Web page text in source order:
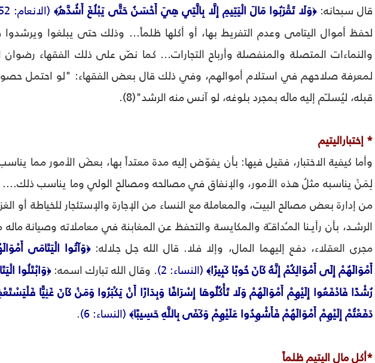
قال سبحانه:﴿وَلَا تَقْرَبُوا مَالَ الْيَتِيمِ إِلَّا بِالَّتِي هِيَ أَحْسَنُ حَتَّى يَبْلُغَ أَشُدَّهُ﴾ (الانعام: 152)
لحفظ أموال اليتامى وعدم التفريط بها، أو أكلها ظلماً... وذلك حتى يبلغوا
والنماءات المتصلة والمنفصلة وأرباح التجارات... كما نصّ على ذلك الفقهاء
لمعرفة صلاحهم في استلام أموالهم، وفي ذلك قال بعض الفقهاء: "لو احتمل
قبله، ليُسلـّم إليه مالَه بمجرد بلوغه، لو آنس منه الرشد"(8).
* إختباراليتيم
وأما كيفية الاختبار، فقيل فيها: بأن يفوّض إليه مدة معتداً بها، بعضَ الأمور مما يناسب
لِمَنْ يناسبه مثلُ هذه الأمور، والإنفاق في مصالحه ومصالح الولي وما يناسب ذلك....
من إدارة بعض مصالح البيت، والمعاملة مع النساء من الإجارة والإستئجار للخياطة أو
الرشـد، بأن رأيـنا المـُداقـّة والمكايسة والتحفظ عن المغابنة في معاملاته
مجرى العقلاء، دفع إليهما المال، وإلا فلا. قال الله جل جلاله:﴿وَآتُوا الْيَتَامَى
أَمْوَالَهُمْ إِلَى أَمْوَالِكُمْ إِنَّهُ كَانَ حُوبًا كَبِيرًا﴾ (النساء: 2) . وقال الله تبارك اسمه:﴿وَابْتَلُوا
رُشْدًا فَادْفَعُوا إِلَيْهِمْ أَمْوَالَهُمْ وَلَا تَأْكُلُوهَا إِسْرَافًا وَبِدَارًا أَنْ يَكْبَرُوا وَمَنْ كَانَ غَنِيًّا
دَفَعْتُمْ إِلَيْهِمْ أَمْوَالَهُمْ فَأَشْهِدُوا عَلَيْهِمْ وَكَفَى بِاللَّهِ حَسِيبًا﴾ (النساء: 6) .
*أكل مال اليتيم ظلماً